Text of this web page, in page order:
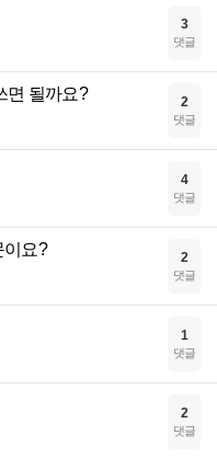
3
댓글
면 될까요? 2
댓글
4
댓글
이요? 2
댓글
1
댓글
2
댓글